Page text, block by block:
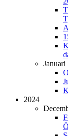
Januari
2024